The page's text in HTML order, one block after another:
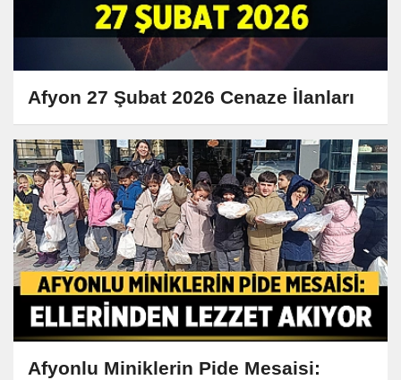
Afyon 27 Şubat 2026 Cenaze İlanları
Afyonlu Miniklerin Pide Mesaisi: